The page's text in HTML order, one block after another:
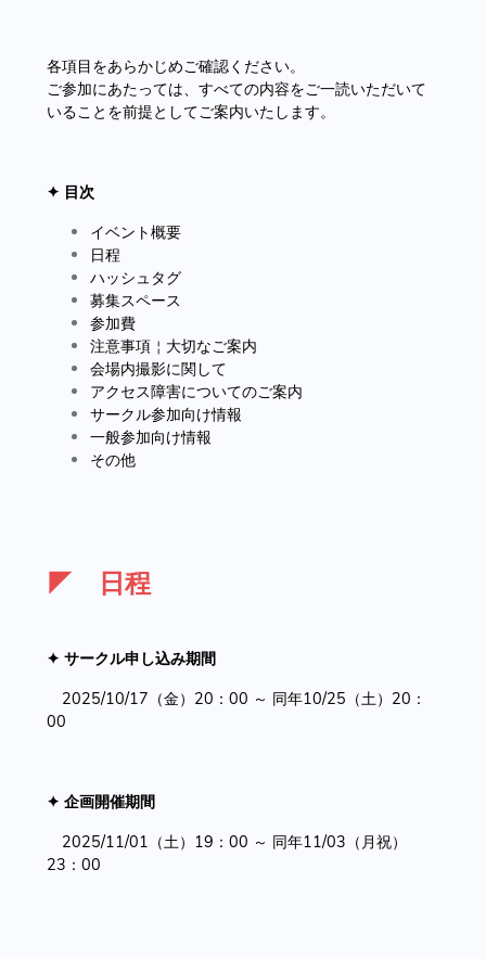
各項目をあらかじめご確認ください。
ご参加にあたっては、すべての内容をご一読いただいて
いることを前提としてご案内いたします。
✦ 目次
イベント概要
日程
ハッシュタグ
募集スペース
参加費
注意事項￤大切なご案内
会場内撮影に関して
アクセス障害についてのご案内
サークル参加向け情報
一般参加向け情報
その他
◤ 日程
✦ サークル申し込み期間
2025/10/17（金）20：00 ～ 同年10/25（土）20：
00
✦ 企画開催期間
2025/11/01（土）19：00 ～ 同年11/03（月祝）
23：00